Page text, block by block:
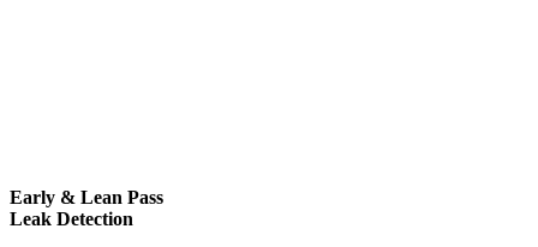
Early & Lean Pass
Leak Detection